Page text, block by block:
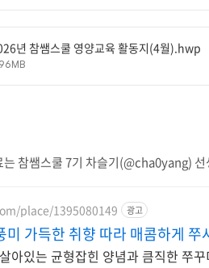
년 참쌤스쿨 영양교육 활동지(4월).hwp
는 참쌤스쿨 7기 차슬기(@cha0yang)
place/1395080149 광고
미 가득한 취향 따라 매콤하게 쭈
아있는 균형잡힌 양념과 큼직한 쭈